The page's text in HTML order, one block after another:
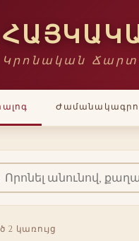
Կրոնական
2 կառույց